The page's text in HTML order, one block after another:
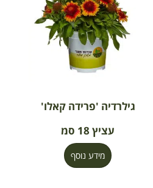
גילרדיה 'פרידה קאלו'
עציץ 18 סמ
מידע נוסף